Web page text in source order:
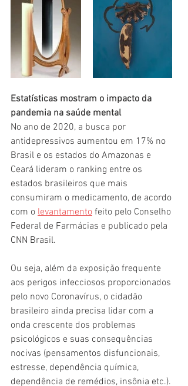
Estatísticas mostram o impacto da
pandemia na saúde mental
No ano de 2020, a busca por
antidepressivos aumentou em 17% no
Brasil e os estados do Amazonas e
Ceará lideram o ranking entre os
estados brasileiros que mais
consumiram o medicamento, de acordo
com o levantamento feito pelo Conselho
Federal de Farmácias e publicado pela
CNN Brasil.
Ou seja, além da exposição frequente
aos perigos infecciosos proporcionados
pelo novo Coronavírus, o cidadão
brasileiro ainda precisa lidar com a
onda crescente dos problemas
psicológicos e suas consequências
nocivas (pensamentos disfuncionais,
estresse, dependência química,
dependência de remédios, insônia etc.).